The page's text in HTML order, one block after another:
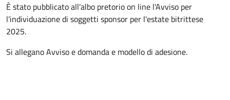
È stato pubblicato all'albo pretorio on line l'Avviso per
l'individuazione di soggetti sponsor per l'estate bitrittese
2025.
Si allegano Avviso e domanda e modello di adesione.